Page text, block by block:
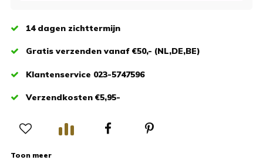
14 dagen zichttermijn
Gratis verzenden vanaf €50,- (NL,DE,BE)
Klantenservice 023-5747596
Verzendkosten €5,95-
Toon meer